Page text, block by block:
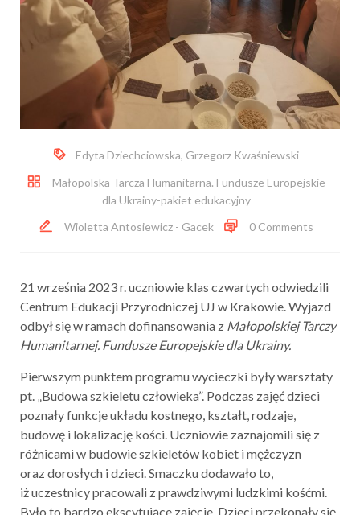
Edyta Dziechciowska, Grzegorz Kwaśniewski
Małopolska Tarcza Humanitarna. Fundusze Europejskie
dla Ukrainy-pakiet edukacyjny
Wioletta Antosiewicz - Gacek
0 Comments
21 września 2023 r. uczniowie klas czwartych odwiedzili
Centrum Edukacji Przyrodniczej UJ w Krakowie. Wyjazd
odbył się w ramach dofinansowania z Małopolskiej Tarczy
Humanitarnej. Fundusze Europejskie dla Ukrainy.
Pierwszym punktem programu wycieczki były warsztaty
pt. „Budowa szkieletu człowieka”. Podczas zajęć dzieci
poznały funkcje układu kostnego, kształt, rodzaje,
budowę i lokalizację kości. Uczniowie zaznajomili się z
różnicami w budowie szkieletów kobiet i mężczyzn
oraz dorosłych i dzieci. Smaczku dodawało to,
iż uczestnicy pracowali z prawdziwymi ludzkimi kośćmi.
Było to bardzo ekscytujące zajęcie. Dzieci przekonały się,